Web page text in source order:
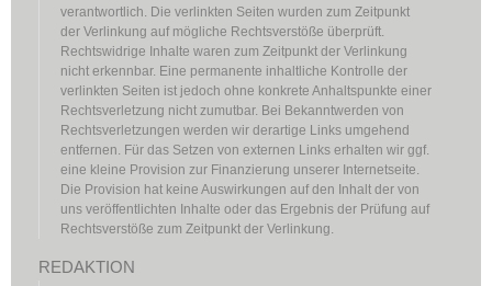
verantwortlich. Die verlinkten Seiten wurden zum Zeitpunkt
der Verlinkung auf mögliche Rechtsverstöße überprüft.
Rechtswidrige Inhalte waren zum Zeitpunkt der Verlinkung
nicht erkennbar. Eine permanente inhaltliche Kontrolle der
verlinkten Seiten ist jedoch ohne konkrete Anhaltspunkte einer
Rechtsverletzung nicht zumutbar. Bei Bekanntwerden von
Rechtsverletzungen werden wir derartige Links umgehend
entfernen. Für das Setzen von externen Links erhalten wir ggf.
eine kleine Provision zur Finanzierung unserer Internetseite.
Die Provision hat keine Auswirkungen auf den Inhalt der von
uns veröffentlichten Inhalte oder das Ergebnis der Prüfung auf
Rechtsverstöße zum Zeitpunkt der Verlinkung.
REDAKTION